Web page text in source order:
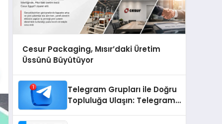
Cesur Packaging, Mısır’daki Üretim
Üssünü Büyütüyor
Telegram Grupları ile Doğru
Topluluğa Ulaşın: Telegram